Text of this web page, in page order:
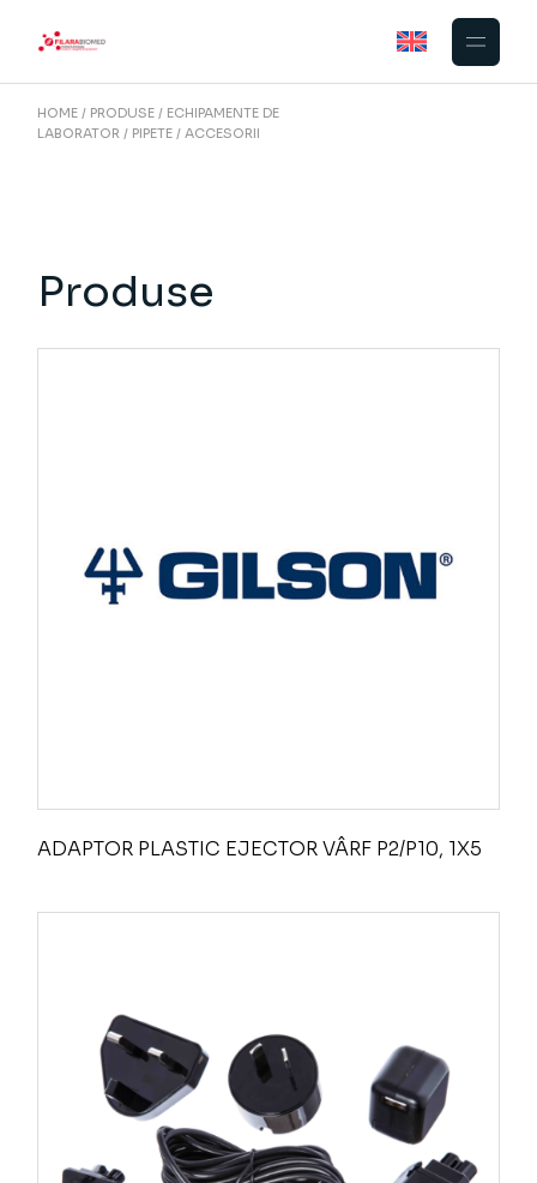
HOME PRODUSE
ECHIPAMENTE DE
LABORATOR
PIPETE ACCESORII
Produse
ADAPTOR PLASTIC EJECTOR VÂRF P2/P10, 1X5